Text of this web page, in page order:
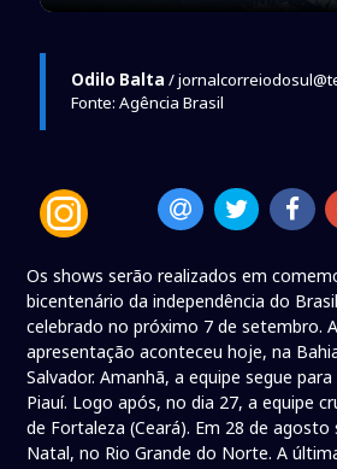
Odilo Balta /
Fonte: Agência Brasil
Os shows serão realizados em
bicentenário da independência do
celebrado no próximo 7 de setembro.
apresentação aconteceu hoje, na
Salvador. Amanhã, a equipe segue
Piauí. Logo após, no dia 27, a equipe
de Fortaleza (Ceará). Em 28 de agosto
Natal, no Rio Grande do Norte. A